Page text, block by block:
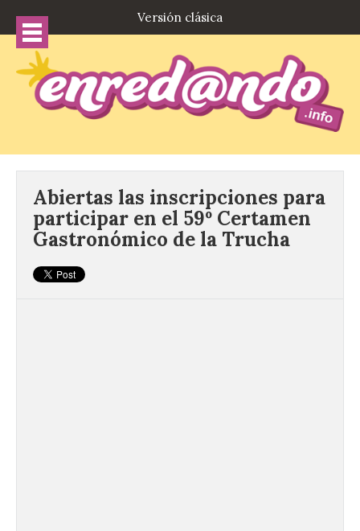
Versión clásica
Abiertas las inscripciones para
participar en el 59º Certamen
Gastronómico de la Trucha